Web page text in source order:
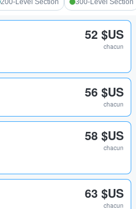
200-Level Section 300-Level Section
52 $US
chacun
56 $US
chacun
58 $US
chacun
63 $US
chacun